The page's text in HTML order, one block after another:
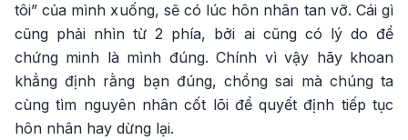
tôi” của mình xuống, sẽ có lúc hôn nhân tan vỡ. Cái gì
cũng phải nhìn từ 2 phía, bởi ai cũng có lý do để
chứng minh là mình đúng. Chính vì vậy hãy khoan
khẳng định rằng bạn đúng, chồng sai mà chúng ta
cùng tìm nguyên nhân cốt lõi để quyết định tiếp tục
hôn nhân hay dừng lại.